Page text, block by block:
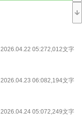
2026.04.22 05:272,012文字
2026.04.23 06:082,194文字
2026.04.24 05:072,249文字